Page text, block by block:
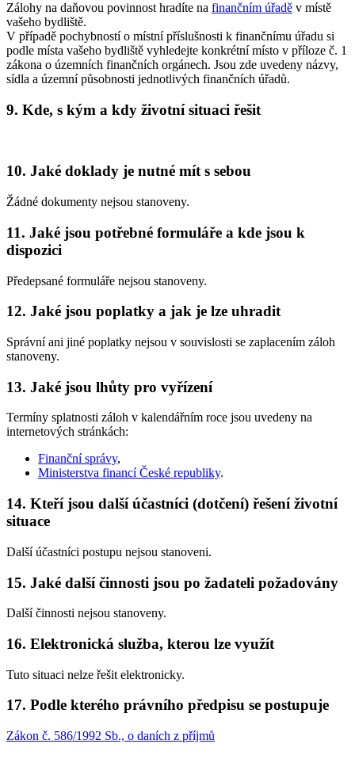
Zálohy na daňovou povinnost hradíte na finančním úřadě v místě
vašeho bydliště.
V případě pochybností o místní příslušnosti k finančnímu úřadu si
podle místa vašeho bydliště vyhledejte konkrétní místo v příloze č. 1
zákona o územních finančních orgánech. Jsou zde uvedeny názvy,
sídla a územní působnosti jednotlivých finančních úřadů.
9. Kde, s kým a kdy životní situaci řešit
10. Jaké doklady je nutné mít s sebou
Žádné dokumenty nejsou stanoveny.
11. Jaké jsou potřebné formuláře a kde jsou k
dispozici
Předepsané formuláře nejsou stanoveny.
12. Jaké jsou poplatky a jak je lze uhradit
Správní ani jiné poplatky nejsou v souvislosti se zaplacením záloh
stanoveny.
13. Jaké jsou lhůty pro vyřízení
Termíny splatnosti záloh v kalendářním roce jsou uvedeny na
internetových stránkách:
Finanční správy,
Ministerstva financí České republiky.
14. Kteří jsou další účastníci (dotčení) řešení životní
situace
Další účastníci postupu nejsou stanoveni.
15. Jaké další činnosti jsou po žadateli požadovány
Další činnosti nejsou stanoveny.
16. Elektronická služba, kterou lze využít
Tuto situaci nelze řešit elektronicky.
17. Podle kterého právního předpisu se postupuje
Zákon č. 586/1992 Sb., o daních z příjmů